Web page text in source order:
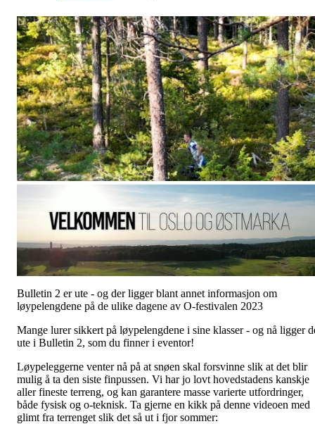
Bulletin 2 er ute - og der ligger blant annet informasjon om
løypelengdene på de ulike dagene av O-festivalen 2023
Mange lurer sikkert på løypelengdene i sine klasser - og nå ligger
ute i Bulletin 2, som du finner i eventor!
Løypeleggerne venter nå på at snøen skal forsvinne slik at det blir
mulig å ta den siste finpussen. Vi har jo lovt hovedstadens kanskje
aller fineste terreng, og kan garantere masse varierte utfordringer,
både fysisk og o-teknisk. Ta gjerne en kikk på denne videoen med
glimt fra terrenget slik det så ut i fjor sommer: